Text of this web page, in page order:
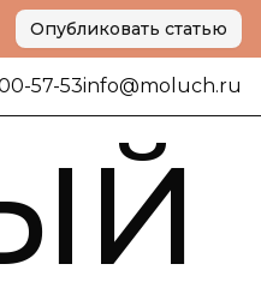
Опубликовать статью
57-53info@moluch.ru